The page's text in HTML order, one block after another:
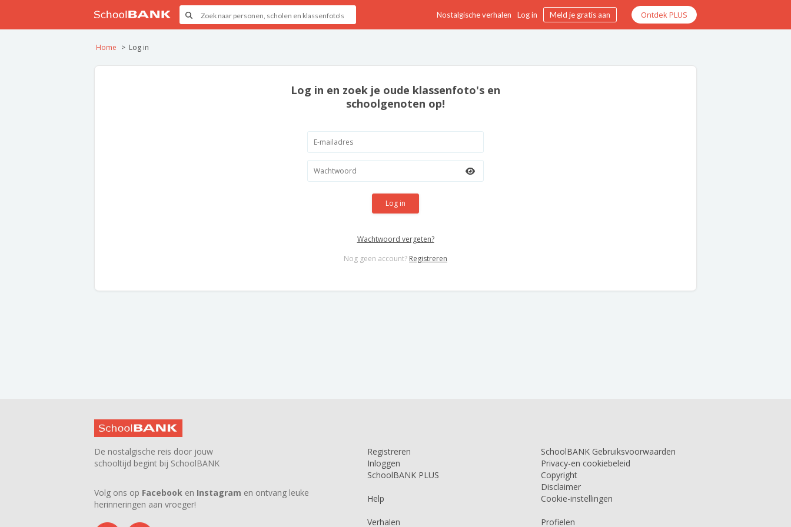
Nostalgische verhalen Log in Meld je gratis aan Ontdek PLUS
Home Log in
Log in en zoek je oude klassenfoto's en
schoolgenoten op!
Log in
Wachtwoord vergeten?
Nog geen account? Registreren
De nostalgische reis door jouw
schooltijd begint bij SchoolBANK
Volg ons op Facebook en Instagram en ontvang leuke
herinneringen aan vroeger!
Registreren
Inloggen
SchoolBANK PLUS
Help
Verhalen
SchoolBANK Gebruiksvoorwaarden
Privacy-en cookiebeleid
Copyright
Disclaimer
Cookie-instellingen
Profielen